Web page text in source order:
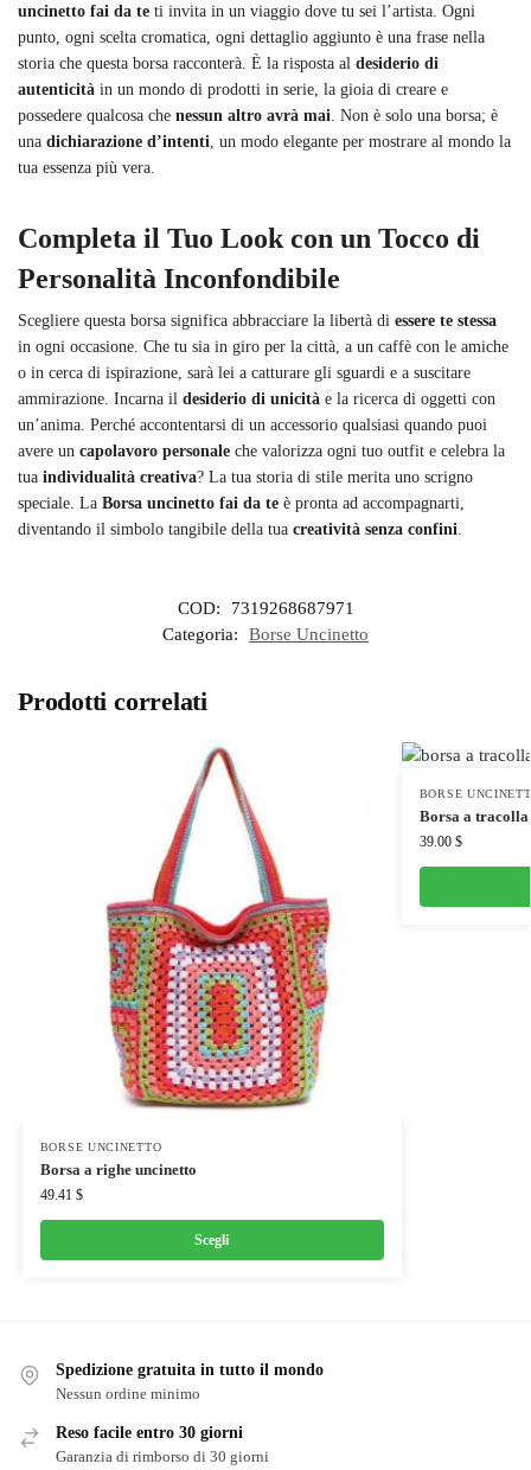
uncinetto fai da te ti invita in un viaggio dove tu sei l’artista. Ogni
punto, ogni scelta cromatica, ogni dettaglio aggiunto è una frase nella
storia che questa borsa racconterà. È la risposta al desiderio di
autenticità in un mondo di prodotti in serie, la gioia di creare e
possedere qualcosa che nessun altro avrà mai. Non è solo una borsa; è
una dichiarazione d’intenti, un modo elegante per mostrare al mondo la
tua essenza più vera.
Completa il Tuo Look con un Tocco di
Personalità Inconfondibile
Scegliere questa borsa significa abbracciare la libertà di essere te stessa
in ogni occasione. Che tu sia in giro per la città, a un caffè con le amiche
o in cerca di ispirazione, sarà lei a catturare gli sguardi e a suscitare
ammirazione. Incarna il desiderio di unicità e la ricerca di oggetti con
un’anima. Perché accontentarsi di un accessorio qualsiasi quando puoi
avere un capolavoro personale che valorizza ogni tuo outfit e celebra la
tua individualità creativa? La tua storia di stile merita uno scrigno
speciale. La Borsa uncinetto fai da te è pronta ad accompagnarti,
diventando il simbolo tangibile della tua creatività senza confini.
COD:
7319268687971
Categoria:
Borse Uncinetto
Prodotti correlati
BORSE UNCINETTO
Borsa a righe uncinetto
49.41 $
Scegli
BORSE
Borsa a tracolla
39.00 $
Spedizione gratuita in tutto il mondo
Nessun ordine minimo
Reso facile entro 30 giorni
Garanzia di rimborso di 30 giorni